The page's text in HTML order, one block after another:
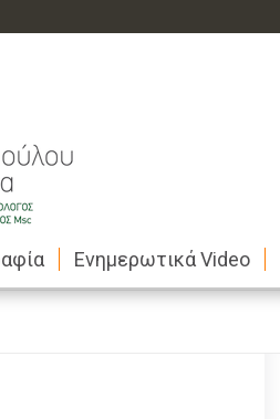
Ενημερωτικά Video